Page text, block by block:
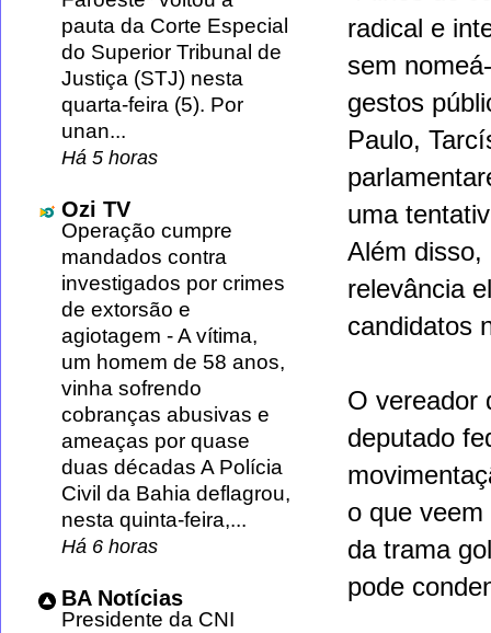
radical e
sem
gestos
Paulo,
uma
Além disso,
relevância
candidatos
O vereador
deputado
o que
da trama
pode
pauta da Corte Especial
do Superior Tribunal de
Justiça (STJ) nesta
quarta-feira (5). Por
unan...
Há 5 horas
Ozi TV
Operação cumpre
mandados contra
investigados por crimes
de extorsão e
agiotagem -A vítima,
um homem de 58 anos,
vinha sofrendo
cobranças abusivas e
ameaças por quase
duas décadas A Polícia
Civil da Bahia deflagrou,
nesta quinta-feira,...
Há 6 horas
BA Notícias
Presidente da CNI